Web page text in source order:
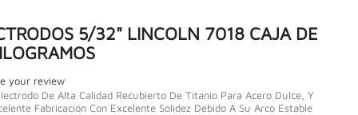
5/32" LINCOLN 7018 CAJA DE
your review
De Alta Calidad Recubierto De Titanio Para Acero Dulce, Y
Fabricación Con Excelente Solidez Debido A Su Arco Estable